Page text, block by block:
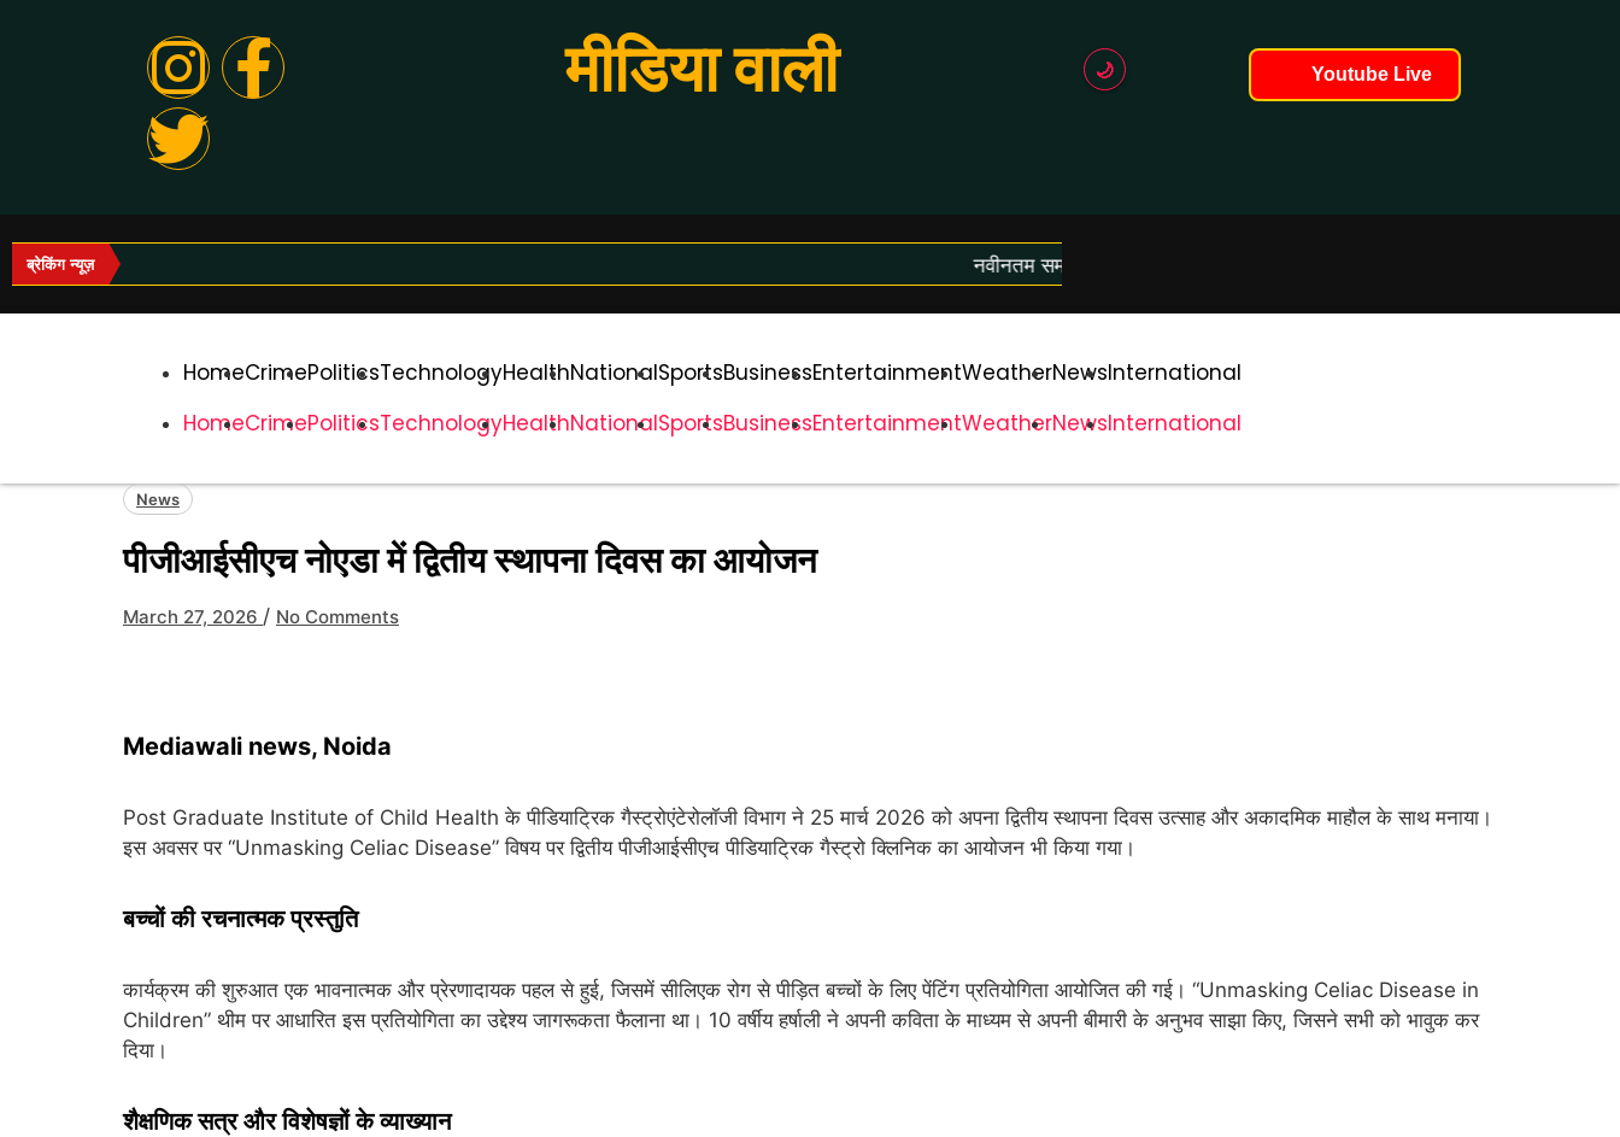
मीडिया वाली 🌙 Youtube Live
ब्रेकिंग न्यूज़ नवीनतम समाचार लोड हो रहे हैं...
HomeCrimePoliticsTechnologyHealthNationalSportsBusinessEntertainmentWeatherNewsInternational
HomeCrimePoliticsTechnologyHealthNationalSportsBusinessEntertainmentWeatherNewsInternational
News
पीजीआईसीएच नोएडा में द्वितीय स्थापना दिवस का आयोजन
March 27, 2026 / No Comments
Mediawali news, Noida
Post Graduate Institute of Child Health के पीडियाट्रिक गैस्ट्रोएंटेरोलॉजी विभाग ने 25 मार्च 2026 को अपना द्वितीय स्थापना दिवस उत्साह और अकादमिक माहौल के साथ मनाया।
इस अवसर पर “Unmasking Celiac Disease” विषय पर द्वितीय पीजीआईसीएच पीडियाट्रिक गैस्ट्रो क्लिनिक का आयोजन भी किया गया।
बच्चों की रचनात्मक प्रस्तुति
कार्यक्रम की शुरुआत एक भावनात्मक और प्रेरणादायक पहल से हुई, जिसमें सीलिएक रोग से पीड़ित बच्चों के लिए पेंटिंग प्रतियोगिता आयोजित की गई। “Unmasking Celiac Disease in
Children” थीम पर आधारित इस प्रतियोगिता का उद्देश्य जागरूकता फैलाना था। 10 वर्षीय हर्षाली ने अपनी कविता के माध्यम से अपनी बीमारी के अनुभव साझा किए, जिसने सभी को भावुक कर
दिया।
शैक्षणिक सत्र और विशेषज्ञों के व्याख्यान